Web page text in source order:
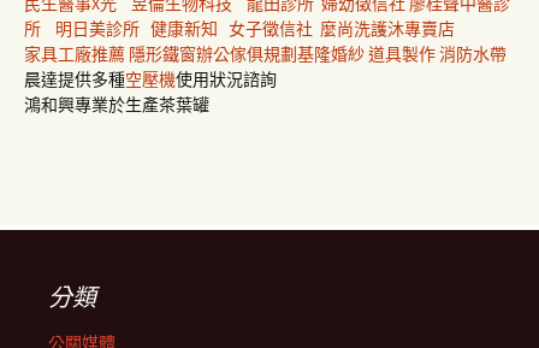
所
明日美診所 健康新知 女子徵信社 麼尚洗護沐專賣店
家具工廠推薦 隱形鐵窗辦公傢俱規劃基隆婚紗道具製作消防水帶
晨達提供多種空壓機使用狀況諮詢
鴻和興專業於生產茶葉罐
分類
公關媒體